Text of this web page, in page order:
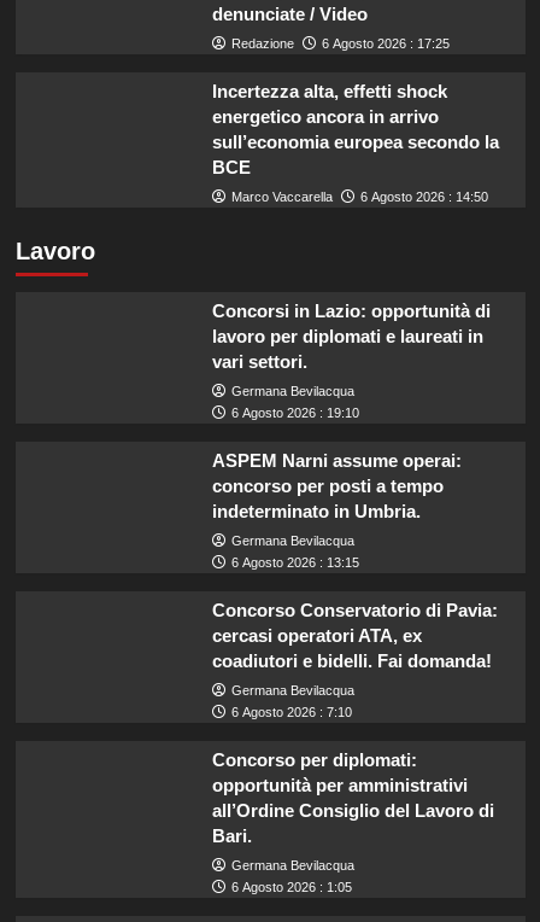
denunciate / Video
Redazione 6 Agosto 2026 : 17:25
Incertezza alta, effetti shock
energetico ancora in arrivo
sull’economia europea secondo la
BCE
Marco Vaccarella 6 Agosto 2026 : 14:50
Lavoro
Concorsi in Lazio: opportunità di
lavoro per diplomati e laureati in
vari settori.
Germana Bevilacqua
6 Agosto 2026 : 19:10
ASPEM Narni assume operai:
concorso per posti a tempo
indeterminato in Umbria.
Germana Bevilacqua
6 Agosto 2026 : 13:15
Concorso Conservatorio di Pavia:
cercasi operatori ATA, ex
coadiutori e bidelli. Fai domanda!
Germana Bevilacqua
6 Agosto 2026 : 7:10
Concorso per diplomati:
opportunità per amministrativi
all’Ordine Consiglio del Lavoro di
Bari.
Germana Bevilacqua
6 Agosto 2026 : 1:05